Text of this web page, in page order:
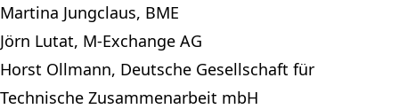
Martina Jungclaus, BME
Jörn Lutat, M-Exchange AG
Horst Ollmann, Deutsche Gesellschaft für
Technische Zusammenarbeit mbH